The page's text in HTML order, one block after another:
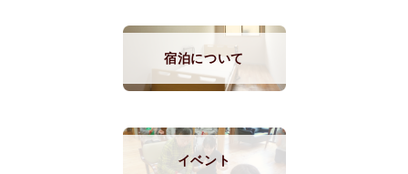
宿泊について
イベント